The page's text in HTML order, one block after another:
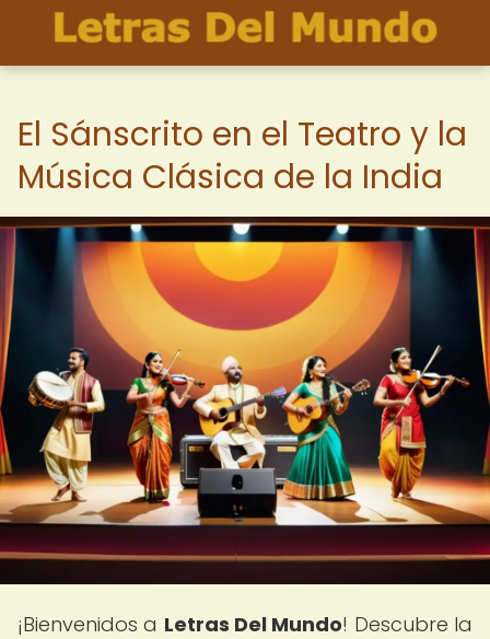
El Sánscrito en el Teatro y la
Música Clásica de la India
¡Bienvenidos a Letras Del Mundo! Descubre la